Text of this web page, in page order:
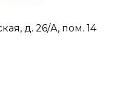
д. 26/А, пом. 14